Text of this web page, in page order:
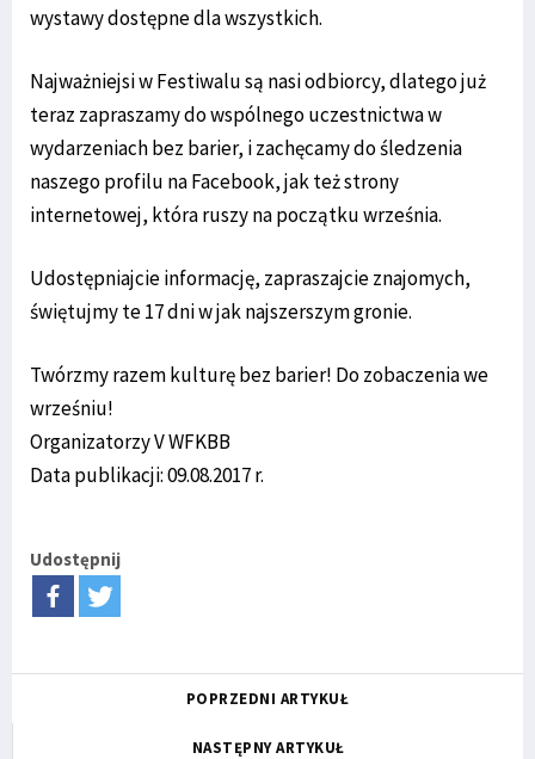
wystawy dostępne dla wszystkich.
Najważniejsi w Festiwalu są nasi odbiorcy, dlatego już
teraz zapraszamy do wspólnego uczestnictwa w
wydarzeniach bez barier, i zachęcamy do śledzenia
naszego profilu na Facebook, jak też strony
internetowej, która ruszy na początku września.
Udostępniajcie informację, zapraszajcie znajomych,
świętujmy te 17 dni w jak najszerszym gronie.
Twórzmy razem kulturę bez barier! Do zobaczenia we
wrześniu!
Organizatorzy V WFKBB
Data publikacji: 09.08.2017 r.
Udostępnij
POPRZEDNI ARTYKUŁ
NASTĘPNY ARTYKUŁ